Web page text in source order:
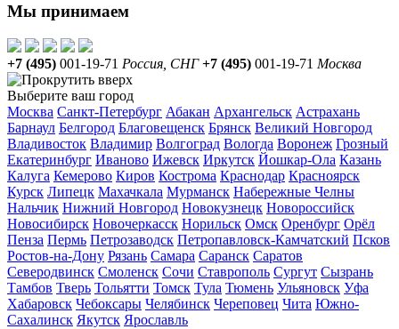
Мы принимаем
+7 (495) 001-19-71 Россия, СНГ +7 (495) 001-19-71 Москва
Выберите ваш город
Москва Санкт-Петербург Абакан Архангельск Астрахань
Барнаул Белгород Благовещенск Брянск Великий Новгород
Владивосток Владимир Волгоград Вологда Воронеж Грозный
Екатеринбург Иваново Ижевск Иркутск Йошкар-Ола Казань
Калуга Кемерово Киров Кострома Краснодар Красноярск
Курск Липецк Махачкала Мурманск Набережные Челны
Нальчик Нижний Новгород Новокузнецк Новороссийск
Новосибирск Новочеркасск Норильск Омск Оренбург Орёл
Пенза Пермь Петрозаводск Петропавловск-Камчатский Псков
Ростов-на-Дону Рязань Самара Саранск Саратов
Северодвинск Смоленск Сочи Ставрополь Сургут Сызрань
Тамбов Тверь Тольятти Томск Тула Тюмень Ульяновск Уфа
Хабаровск Чебоксары Челябинск Череповец Чита Южно-
Сахалинск Якутск Ярославль